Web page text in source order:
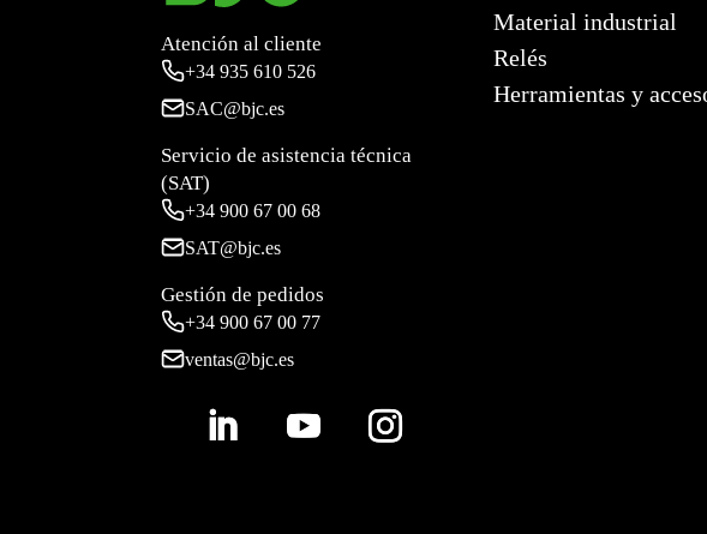
Atención al cliente
+34935 610 526
SAC@bjc.es
Servicio de asistencia técnica
(SAT)
+34900 67 00 68
SAT@bjc.es
Gestión de pedidos
+34 900 67 00 77
ventas@bjc.es
Material industrial
Relés
Herramientas y